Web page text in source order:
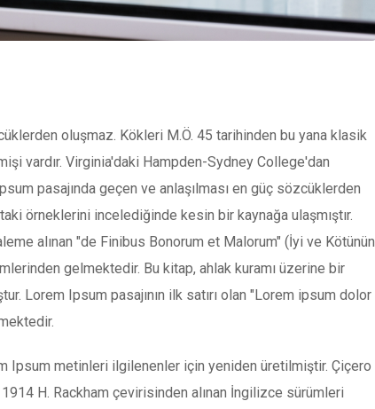
oluşmaz. Kökleri M.Ö. 45 tarihinden bu yana klasik
vardır. Virginia'daki Hampden-Sydney College'dan
pasajında geçen ve anlaşılması en güç sözcüklerden
örneklerini incelediğinde kesin bir kaynağa ulaşmıştır.
alınan "de Finibus Bonorum et Malorum" (İyi ve Kötünün
gelmektedir. Bu kitap, ahlak kuramı üzerine bir
Lorem Ipsum pasajının ilk satırı olan "Lorem ipsum dolor
Ipsum metinleri ilgilenenler için yeniden üretilmiştir. Çiçero
H. Rackham çevirisinden alınan İngilizce sürümleri